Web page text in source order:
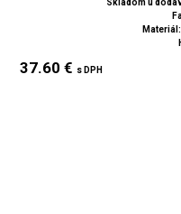
Skladom u
37.60 € s DPH